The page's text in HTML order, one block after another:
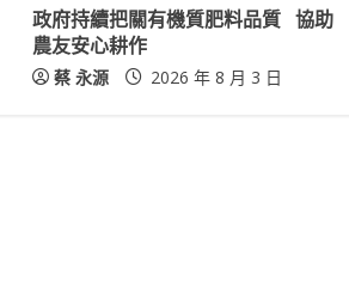
政府持續把關有機質肥料品質 協助
農友安心耕作
蔡 永源 2026 年 8 月 3 日